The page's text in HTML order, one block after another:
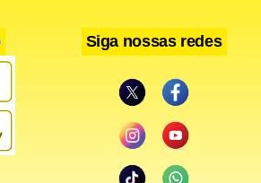
durante o curso e já chegar
sem a necessidade de treinar no
os quatro Centros Integrados
do Tráfego Aéreo (Cindactas)
Siga nossas redes